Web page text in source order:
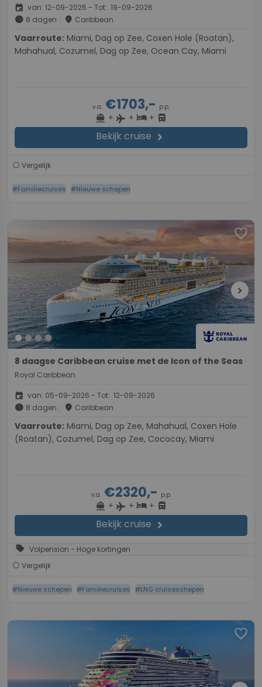
event van: 12-09-2026 - Tot: 19-09-2026
schedule 8 dagen place Caribbean
Vaarroute:
Mahahual, Cozumel, Dag op Zee, Ocean Cay, Miami
v.a. €1703,- p.p.
directions_boat + flight + hotel+ directions_bus
Bekijk cruise chevron_right
Vergelijk
#Familiecruises #Nieuwe schepen
favorite
chevron_right
8 daagse Caribbean cruise met de Icon of the Seas
Royal Caribbean
event van: 05-09-2026 - Tot: 12-09-2026
schedule 8 dagen place Caribbean
Vaarroute:
(Roatan), Cozumel, Dag op Zee, Cococay, Miami
v.a.€2320,- p.p.
directions_boat + flight + hotel+ directions_bus
Bekijk cruise chevron_right
sell Volpension - Hoge kortingen
Vergelijk
#Nieuwe schepen #Familiecruises #LNG cruiseschepen
favorite